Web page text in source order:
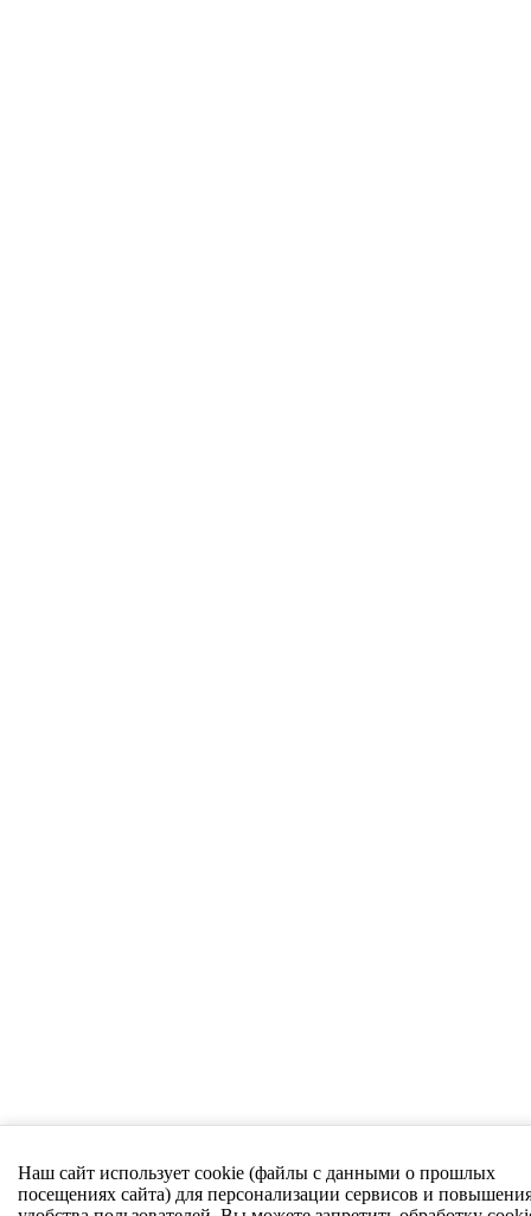
Наш сайт использует cookie (файлы с данными о прошлых
посещениях сайта) для персонализации сервисов и